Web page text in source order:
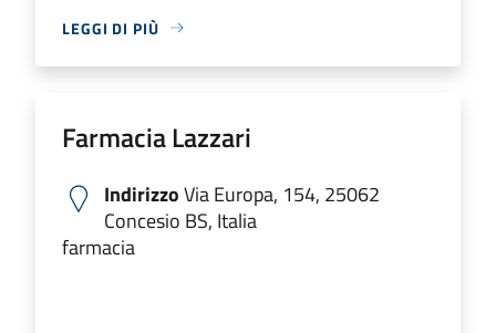
LEGGI DI PIÙ
Farmacia Lazzari
IndirizzoVia Europa, 154, 25062
Concesio BS, Italia
farmacia